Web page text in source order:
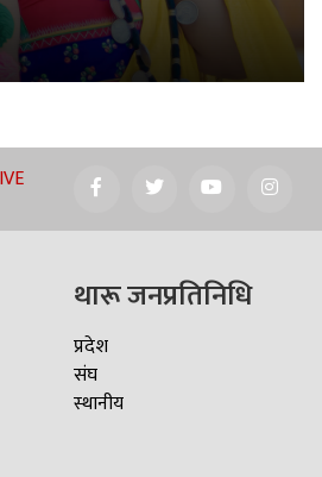
थारू जनप्रतिनिधि
प्रदेश
संघ
स्थानीय